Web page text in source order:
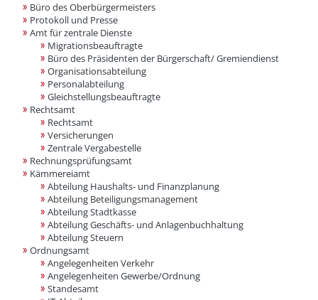
Büro des Oberbürgermeisters
Protokoll und Presse
Amt für zentrale Dienste
Migrationsbeauftragte
Büro des Präsidenten der Bürgerschaft/ Gremiendienst
Organisationsabteilung
Personalabteilung
Gleichstellungsbeauftragte
Rechtsamt
Rechtsamt
Versicherungen
Zentrale Vergabestelle
Rechnungsprüfungsamt
Kämmereiamt
Abteilung Haushalts- und Finanzplanung
Abteilung Beteiligungsmanagement
Abteilung Stadtkasse
Abteilung Geschäfts- und Anlagenbuchhaltung
Abteilung Steuern
Ordnungsamt
Angelegenheiten Verkehr
Angelegenheiten Gewerbe/Ordnung
Standesamt